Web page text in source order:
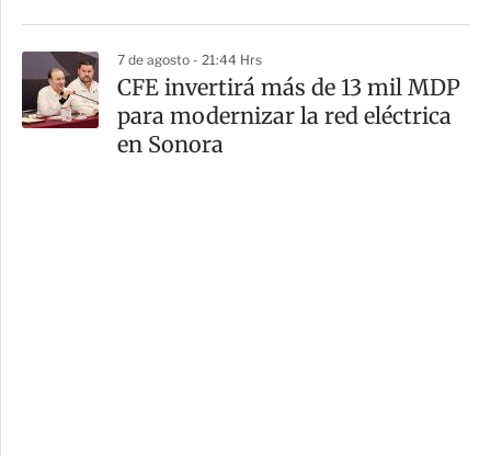
7 de agosto - 21:44 Hrs
CFE invertirá más de 13 mil MDP
para modernizar la red eléctrica
en Sonora